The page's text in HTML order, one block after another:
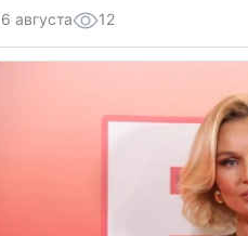
6 августа 12